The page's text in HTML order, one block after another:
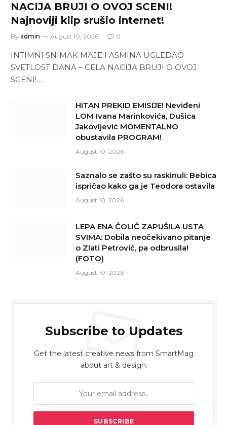
NACIJA BRUJI O OVOJ SCENI!
Najnoviji klip srušio internet!
By admin August 10, 2026 0
INTIMNI SNIMAK MAJE I ASMINA UGLEDAO
SVETLOST DANA – CELA NACIJA BRUJI O OVOJ
SCENI!…
HITAN PREKID EMISIJE! Neviđeni
LOM Ivana Marinkovića, Dušica
Jakovljević MOMENTALNO
obustavila PROGRAM!
August 10, 2026
Saznalo se zašto su raskinuli: Bebica
ispričao kako ga je Teodora ostavila
August 10, 2026
LEPA ENA ČOLIČ ZAPUŠILA USTA
SVIMA: Dobila neočekivano pitanje
o Zlati Petrović, pa odbrusila!
(FOTO)
August 10, 2026
Subscribe to Updates
Get the latest creative news from SmartMag
about art & design.